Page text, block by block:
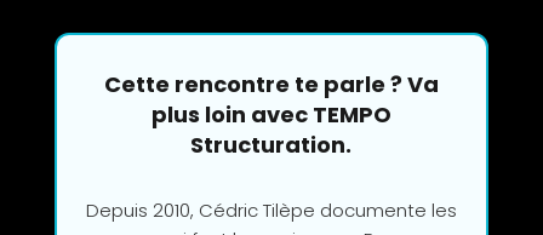
Cette rencontre te parle ? Va
plus loin avec TEMPO
Structuration.
Depuis 2010, Cédric Tilèpe documente les